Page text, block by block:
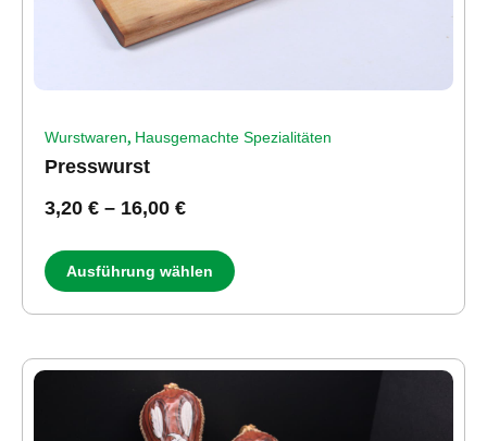
Wurstwaren, Hausgemachte Spezialitäten
Presswurst
3,20 € – 16,00 €
Ausführung wählen